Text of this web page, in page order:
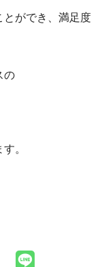
とができ、満足度
の
。